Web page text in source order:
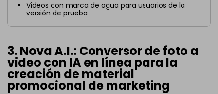
Videos con marca de agua para usuarios de la
versión de prueba
3. Nova A.I.: Conversor de foto a
video con IA en línea para la
creación de material
promocional de marketing